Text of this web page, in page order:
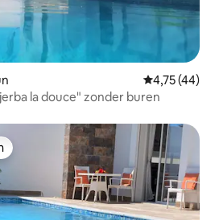
Gemiddelde
4,75 (44)
la douce" zonder buren